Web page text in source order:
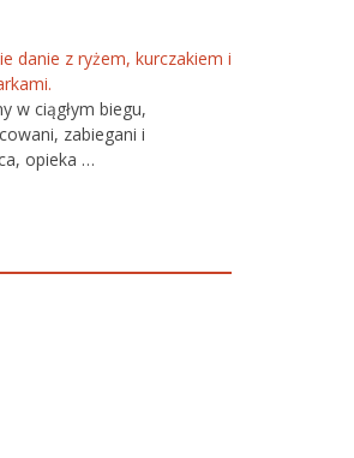
danie z ryżem, kurczakiem i
w ciągłym biegu,
zabiegani i
opieka …